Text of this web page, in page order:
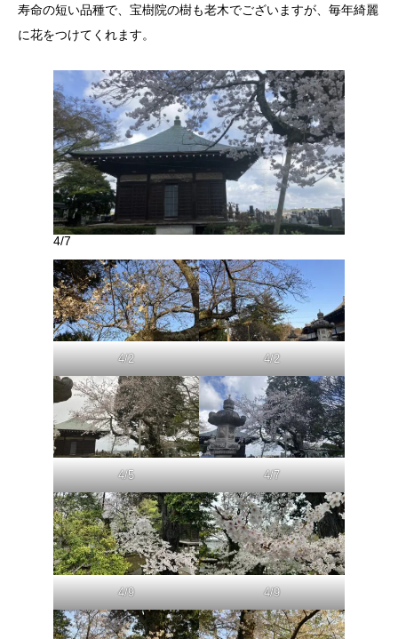
寿命の短い品種で、宝樹院の樹も老木でございますが、毎年綺麗
に花をつけてくれます。
4/7
4/2 4/2
4/5 4/7
4/9 4/9